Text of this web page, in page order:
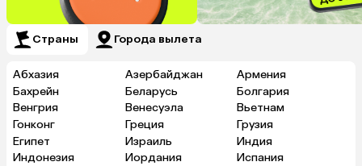
Страны Города вылета
Абхазия Азербайджан
Армения
Бахрейн
Беларусь
Болгария
Венгрия
Венесуэла
Вьетнам
Гонконг
Греция
Грузия
Египет
Израиль
Индия
Индонезия
Иордания
Испания